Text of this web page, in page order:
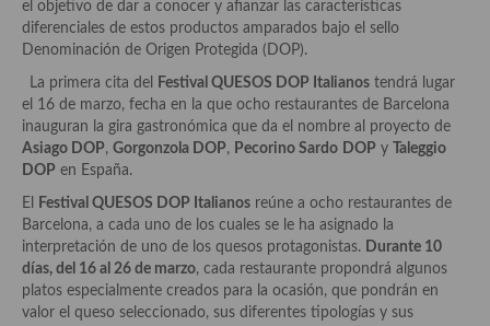
Recetas
Acompañamientos
Airfryer recetas
Aderezos, salsas, vinagretas, especias, hierbas aromáticas o
aditivos
Especias, mezclas de especias
Hierbas aromáticas
Aceites
el objetivo de dar a conocer y afianzar las características
diferenciales de estos productos amparados bajo el sello
Denominación de Origen Protegida (DOP).
La primera cita del Festival QUESOS DOP Italianos tendrá lugar
el 16 de marzo, fecha en la que ocho restaurantes de Barcelona
inauguran la gira gastronómica que da el nombre al proyecto de
Asiago DOP, Gorgonzola DOP, Pecorino Sardo DOP y
Taleggio
DOP en España.
El Festival QUESOS DOP Italianos reúne a ocho restaurantes de
Barcelona, a cada uno de los cuales se le ha asignado la
interpretación de uno de los quesos protagonistas. Durante 10
días, del 16 al 26 de marzo, cada restaurante propondrá algunos
platos especialmente creados para la ocasión, que pondrán en
valor el queso seleccionado, sus diferentes tipologías y sus